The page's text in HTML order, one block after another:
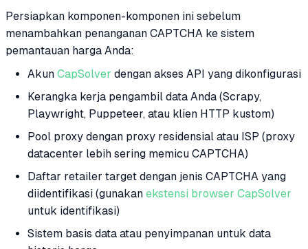
Persiapkan komponen-komponen ini sebelum
menambahkan penanganan CAPTCHA ke sistem
pemantauan harga Anda:
Akun CapSolver dengan akses API yang dikonfigurasi
Kerangka kerja pengambil data Anda (Scrapy,
Playwright, Puppeteer, atau klien HTTP kustom)
Pool proxy dengan proxy residensial atau ISP (proxy
datacenter lebih sering memicu CAPTCHA)
Daftar retailer target dengan jenis CAPTCHA yang
diidentifikasi (gunakan ekstensi browser CapSolver
untuk identifikasi)
Sistem basis data atau penyimpanan untuk data